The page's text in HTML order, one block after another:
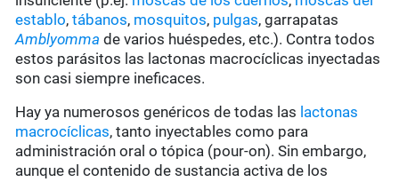
establo,tábanos, mosquitos, pulgas, garrapatas
Amblyomma de varios huéspedes, etc.). Contra todos
estos parásitos las lactonas macrocíclicas inyectadas
son casi siempre ineficaces.
Hay ya numerosos genéricos de todas las lactonas
macrocíclicas, tanto inyectables como para
administración oral o tópica (pour-on). Sin embargo,
aunque el contenido de sustancia activa de los